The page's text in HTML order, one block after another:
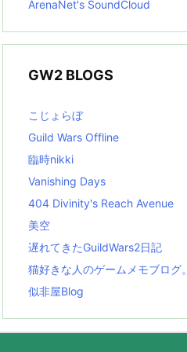
ArenaNet's SoundCloud
GW2 BLOGS
こじょらぼ
Guild Wars Offline
臨時nikki
Vanishing Days
404 Divinity's Reach Avenue
美空
遅れてきたGuildWars2日記
猫好きな人のゲームメモブログ。
似非屋Blog